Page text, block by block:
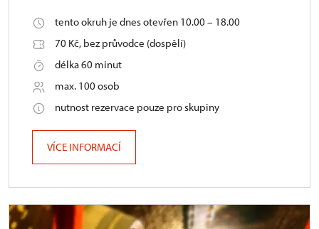
tento okruh je dnes otevřen 10.00 – 18.00
70 Kč, bez průvodce (dospělí)
délka 60 minut
max. 100 osob
nutnost rezervace pouze pro skupiny
VÍCE INFORMACÍ